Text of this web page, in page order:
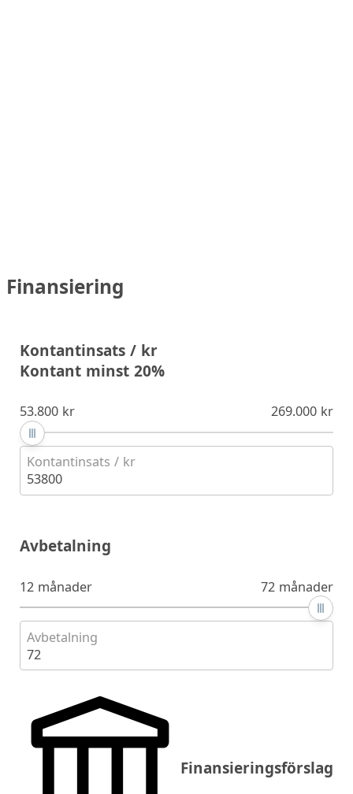
Finansiering
Kontantinsats / kr
Kontant minst 20%
53.800 kr 269.000 kr
Kontantinsats / kr
53800
Avbetalning
12 månader 72 månader
Avbetalning
72
Finansieringsförslag